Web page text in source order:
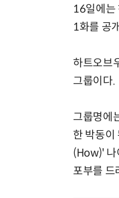
16일에는
1화를 공
하트오브
그룹이다.
그룹명에
한 박동이
(How)' 나
포부를 드